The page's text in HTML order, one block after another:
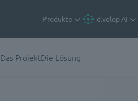
Produkte d.velop AI
Das ProjektDie Lösung